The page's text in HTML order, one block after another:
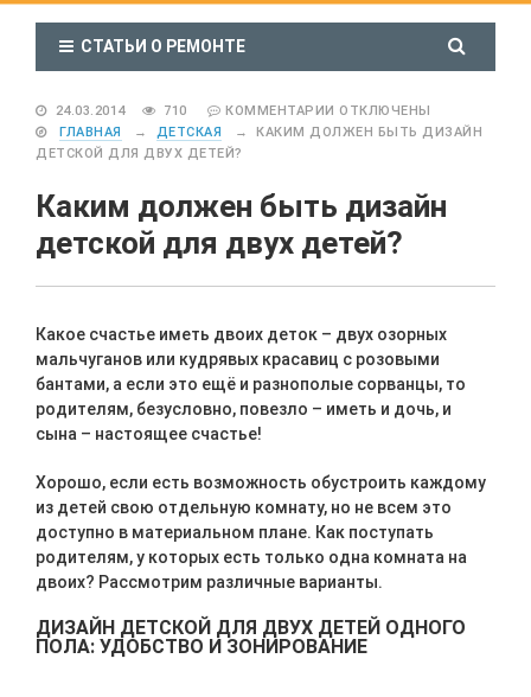
СТАТЬИ О РЕМОНТЕ
24.03.2014 710 КОММЕНТАРИИ ОТКЛЮЧЕНЫ
ГЛАВНАЯ
→ ДЕТСКАЯ → КАКИМ ДОЛЖЕН БЫТЬ ДИЗАЙН
ДЕТСКОЙ ДЛЯ ДВУХ ДЕТЕЙ?
Каким должен быть дизайн
детской для двух детей?
Какое счастье иметь двоих деток – двух озорных
мальчуганов или кудрявых красавиц с розовыми
бантами, а если это ещё и разнополые сорванцы, то
родителям, безусловно, повезло – иметь и дочь, и
сына – настоящее счастье!
Хорошо, если есть возможность обустроить каждому
из детей свою отдельную комнату, но не всем это
доступно в материальном плане. Как поступать
родителям, у которых есть только одна комната на
двоих? Рассмотрим различные варианты.
ДИЗАЙН ДЕТСКОЙ ДЛЯ ДВУХ ДЕТЕЙ ОДНОГО
ПОЛА: УДОБСТВО И ЗОНИРОВАНИЕ